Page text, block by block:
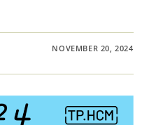
NOVEMBER 20, 2024